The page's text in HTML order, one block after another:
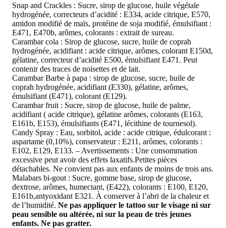
Snap and Crackles : Sucre, sirop de glucose, huile végétale
hydrogénée, correcteurs d’acidité : E334, acide citrique, E570,
amidon modifié de maïs, protéine de soja modifié, émulsifiant :
E471, E470b, arômes, colorants : extrait de sureau.
Carambar cola : Sirop de glucose, sucre, huile de coprah
hydrogénée, acidifiant : acide citrique, arômes, colorant E150d,
gélatine, correcteur d’acidité E500, émulsifiant E471. Peut
contenir des traces de noisettes et de lait.
Carambar Barbe à papa : sirop de glucose, sucre, huile de
coprah hydrogénée, acidifiant (E330), gélatine, arômes,
émulsifiant (E471), colorant (E129).
Carambar fruit : Sucre, sirop de glucose, huile de palme,
acidifiant ( acide citrique), gélatine arômes, colorants (E163,
E161b, E153), émulsifiants (E471, lécithine de tournesol).
Candy Spray : Eau, sorbitol, acide : acide citrique, édulcorant :
aspartame (0,10%), conservateur : E211, arômes, colorants :
E102, E129, E133. – Avertissements : Une consommation
excessive peut avoir des effets laxatifs.Petites pièces
détachables. Ne convient pas aux enfants de moins de trois ans.
Malabars bi-gout : Sucre, gomme base, sirop de glucose,
dextrose, arômes, humectant, (E422), colorants : E100, E120,
E161b,antyoxidant E321. À conserver à l’abri de la chaleur et
de l’humidité. Ne pas appliquer le tattoo sur le visage ni sur
peau sensible ou altérée, ni sur la peau de très jeunes
enfants. Ne pas gratter.